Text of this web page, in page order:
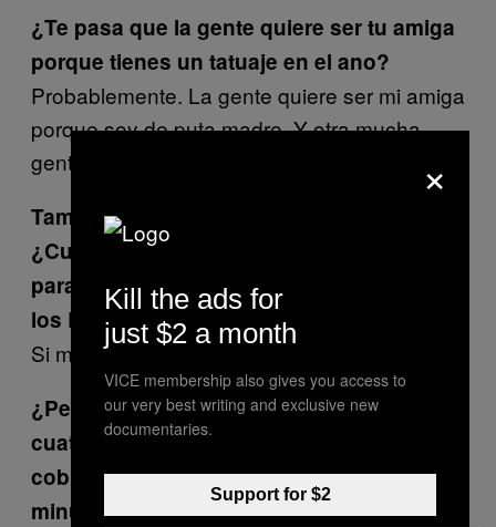
¿Te pasa que la gente quiere ser tu amiga
porque tienes un tatuaje en el ano?
Probablemente. La gente quiere ser mi amiga
porque soy de puta madre. Y otra mucha
gente porque hago porno.
También puedes hacer
¿Cuánto habr&iacuiacute;a que pagarte
para que te masturbaras el ano al son de
los Beatles?
Si me pagas, me apunto.
¿Pero cuánto? La canción «Let It Be» dura
cuatro minutos y tres segundos. ¿Cuánto
cobras por un cam showde cuatro
minutos?
×
Kill the ads for
just $2 a month
VICE membership also gives you access to
our very best writing and exclusive new
documentaries.
Support for $2